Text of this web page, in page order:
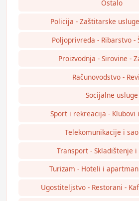
Ostalo
Policija - Zaštitarske
Poljoprivreda - Ribarstvo -
Proizvodnja - Sirovine -
Računovodstvo -
Socijalne usluge
Sport i rekreacija - Klubovi
Telekomunikacije i
Transport - Skladištenje
Turizam - Hoteli i
Ugostiteljstvo - Restorani -